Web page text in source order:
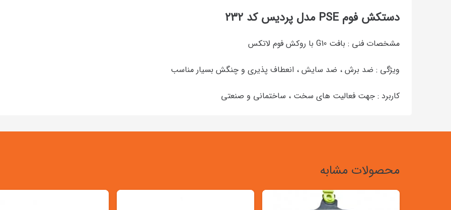
دستکش فوم PSE مدل پردیس کد ۲۳۲
مشخصات فنی : بافت G10 با روکش فوم لاتکس
ویژگی : ضد برش ، ضد سایش ، انعطاف پذیری و چنگش بسیار مناسب
کاربرد : جهت فعالیت های سخت ، ساختمانی و صنعتی
محصولات مشابه